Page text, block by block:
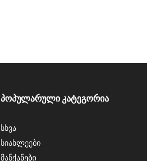
პოპულარული კატეგორია
სხვა
სიახლეები
მანქანები